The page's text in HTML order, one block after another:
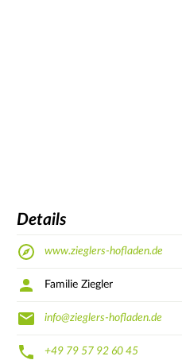
Details
www.zieglers-hofladen.de
Familie Ziegler
info@zieglers-hofladen.de
+49 79 57 92 60 45